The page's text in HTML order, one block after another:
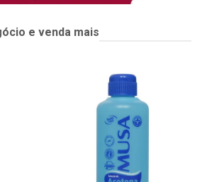
e venda mais